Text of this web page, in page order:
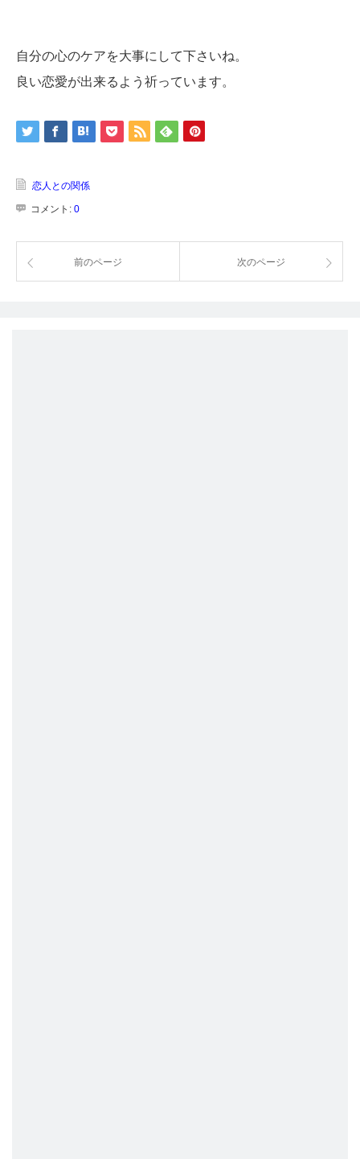
自分の心のケアを大事にして下さいね。
良い恋愛が出来るよう祈っています。
恋人との関係
コメント: 0
前のページ 次のページ